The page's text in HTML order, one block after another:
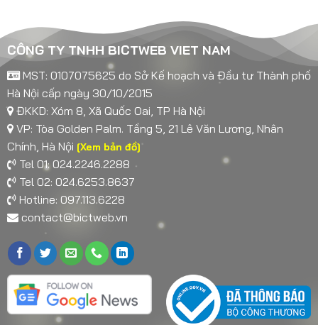
CÔNG TY TNHH BICTWEB VIET NAM
MST: 0107075625 do Sở Kế hoạch và Đầu tư Thành phố
Hà Nội cấp ngày 30/10/2015
ĐKKD: Xóm 8, Xã Quốc Oai, TP Hà Nội
VP: Tòa Golden Palm. Tầng 5, 21 Lê Văn Lương, Nhân
Chính, Hà Nội [Xem bản đồ]
Tel 01: 024.2246.2288
Tel 02: 024.6253.8637
Hotline: 097.113.6228
contact@bictweb.vn